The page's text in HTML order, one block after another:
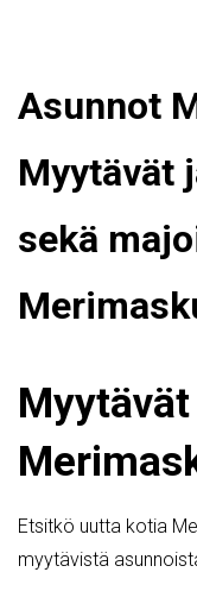
Asunnot
Myytävät
sekä
Etsitkö uutta kotia
myytävistä